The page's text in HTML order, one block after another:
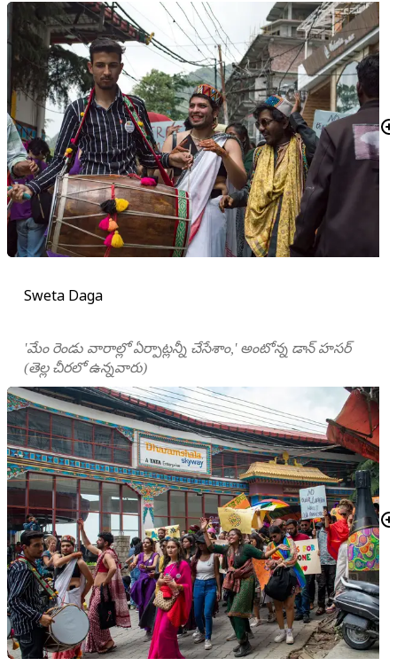
Sweta Daga
'మేం రెండు వారాల్లో ఏర్పాట్లన్నీ చేసేశాం,' అంటోన్న డాన్ హసర్
(తెల్ల చీరలో ఉన్నవారు)